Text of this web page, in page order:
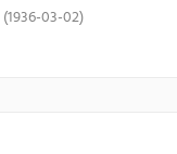
(1936-03-02)